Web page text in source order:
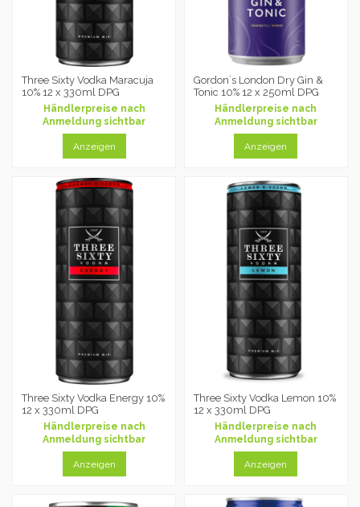
Three Sixty Vodka Maracuja
10% 12 x 330ml DPG
Händlerpreise nach
Anmeldung sichtbar
Anzeigen
Gordon´s London Dry Gin &
Tonic 10% 12 x 250ml DPG
Händlerpreise nach
Anmeldung sichtbar
Anzeigen
Three Sixty Vodka Energy 10%
12 x 330ml DPG
Händlerpreise nach
Anmeldung sichtbar
Anzeigen
Three Sixty Vodka Lemon 10%
12 x 330ml DPG
Händlerpreise nach
Anmeldung sichtbar
Anzeigen